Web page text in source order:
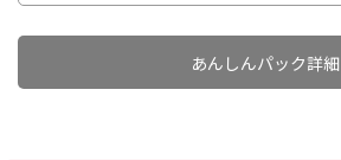
あんしんパック詳細